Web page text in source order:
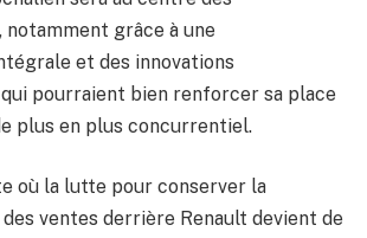
grâce à une
et des innovations
pourraient bien renforcer sa place
plus en plus concurrentiel.
où la lutte pour conserver la
ventes derrière Renault devient de